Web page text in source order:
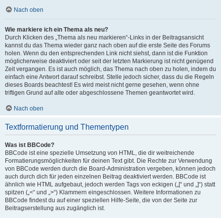
Nach oben
Wie markiere ich ein Thema als neu?
Durch Klicken des „Thema als neu markieren“-Links in der Beitragsansicht
kannst du das Thema wieder ganz nach oben auf die erste Seite des Forums
holen. Wenn du den entsprechenden Link nicht siehst, dann ist die Funktion
möglicherweise deaktiviert oder seit der letzten Markierung ist nicht genügend
Zeit vergangen. Es ist auch möglich, das Thema nach oben zu holen, indem du
einfach eine Antwort darauf schreibst. Stelle jedoch sicher, dass du die Regeln
dieses Boards beachtest! Es wird meist nicht gerne gesehen, wenn ohne
triftigen Grund auf alte oder abgeschlossene Themen geantwortet wird.
Nach oben
Textformatierung und Thementypen
Was ist BBCode?
BBCode ist eine spezielle Umsetzung von HTML, die dir weitreichende
Formatierungsmöglichkeiten für deinen Text gibt. Die Rechte zur Verwendung
von BBCode werden durch die Board-Administration vergeben, können jedoch
auch durch dich für jeden einzelnen Beitrag deaktiviert werden. BBCode ist
ähnlich wie HTML aufgebaut, jedoch werden Tags von eckigen („[“ und „]“) statt
spitzen („<“ und „>“) Klammern eingeschlossen. Weitere Informationen zu
BBCode findest du auf einer speziellen Hilfe-Seite, die von der Seite zur
Beitragserstellung aus zugänglich ist.